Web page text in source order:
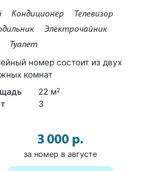
Кондиционер
Телевизор
Электрочайник
Туалет
номер состоит из двух
комнат
22 м2
3
3 000 р.
за номер в августе